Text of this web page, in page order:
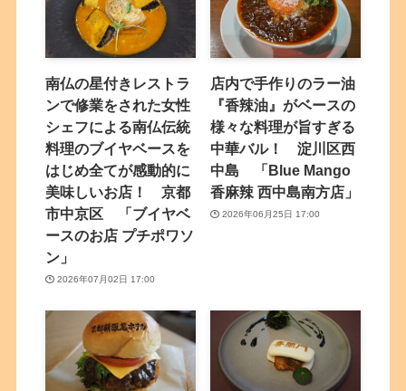
南仏の星付きレストラ
ンで修業をされた女性
シェフによる南仏伝統
料理のブイヤベースを
はじめ全てが感動的に
美味しいお店！ 京都
市中京区 「ブイヤベ
ースのお店 プチポワソ
ン」
2026年07月02日 17:00
店内で手作りのラー油
『香辣油』がベースの
様々な料理が旨すぎる
中華バル！ 淀川区西
中島 「Blue Mango
香麻辣 西中島南方店」
2026年06月25日 17:00